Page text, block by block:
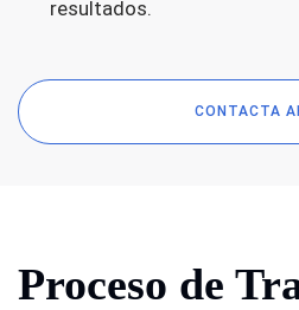
resultados.
CONTACTA
Proceso de